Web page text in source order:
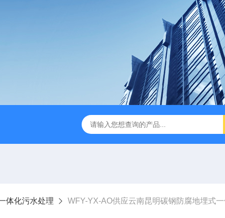
都一体化污水处理设备 电解法次氯酸钠发生器 二氧化氯发
体化污水处理 WFY-YX-AO供应云南昆明碳钢防腐地埋式一体化污水处